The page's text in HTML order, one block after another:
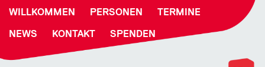
WILLKOMMEN PERSONEN TERMINE
NEWS KONTAKT SPENDEN